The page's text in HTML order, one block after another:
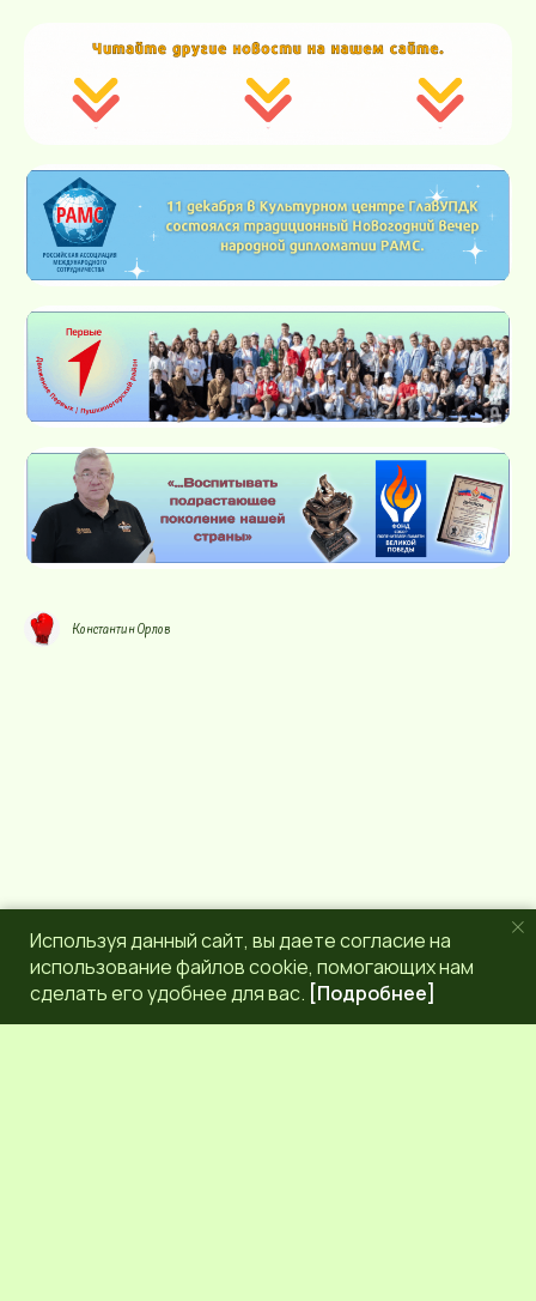
Константин Орлов
Используя данный сайт, вы даете согласие на
использование файлов cookie, помогающих нам
сделать его удобнее для вас. [Подробнее]